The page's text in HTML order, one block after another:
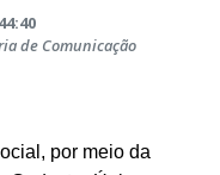
de Comunicação
por meio da